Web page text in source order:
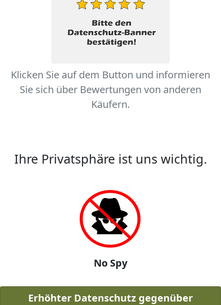
Klicken Sie auf dem Button und informieren
Sie sich über Bewertungen von anderen
Käufern.
Ihre Privatsphäre ist uns wichtig.
No Spy
Erhöhter Datenschutz gegenüber